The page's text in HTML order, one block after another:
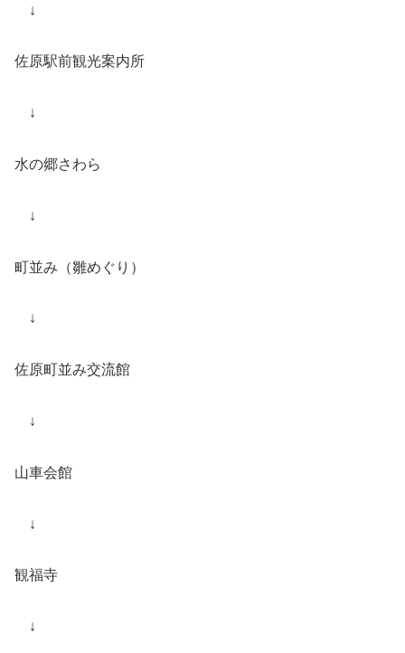
↓
佐原駅前観光案内所
↓
水の郷さわら
↓
町並み（雛めぐり）
↓
佐原町並み交流館
↓
山車会館
↓
観福寺
↓